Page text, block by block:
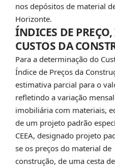
nos depósitos de material
Horizonte.
ÍNDICES DE
CUSTOS DA
Para a determinação do
Índice de Preços da
estimativa parcial para o
refletindo a variação
imobiliária com materiais,
de um projeto padrão
CEEA, designado projeto
se os preços do material de
construção, de uma cesta